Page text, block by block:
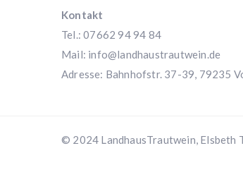
Kontakt
Tel.: 07662 94 94 84
Mail: info@landhaustrautwein.de
Adresse: Bahnhofstr. 37-39, 79235
© 2024 LandhausTrautwein, Elsbeth